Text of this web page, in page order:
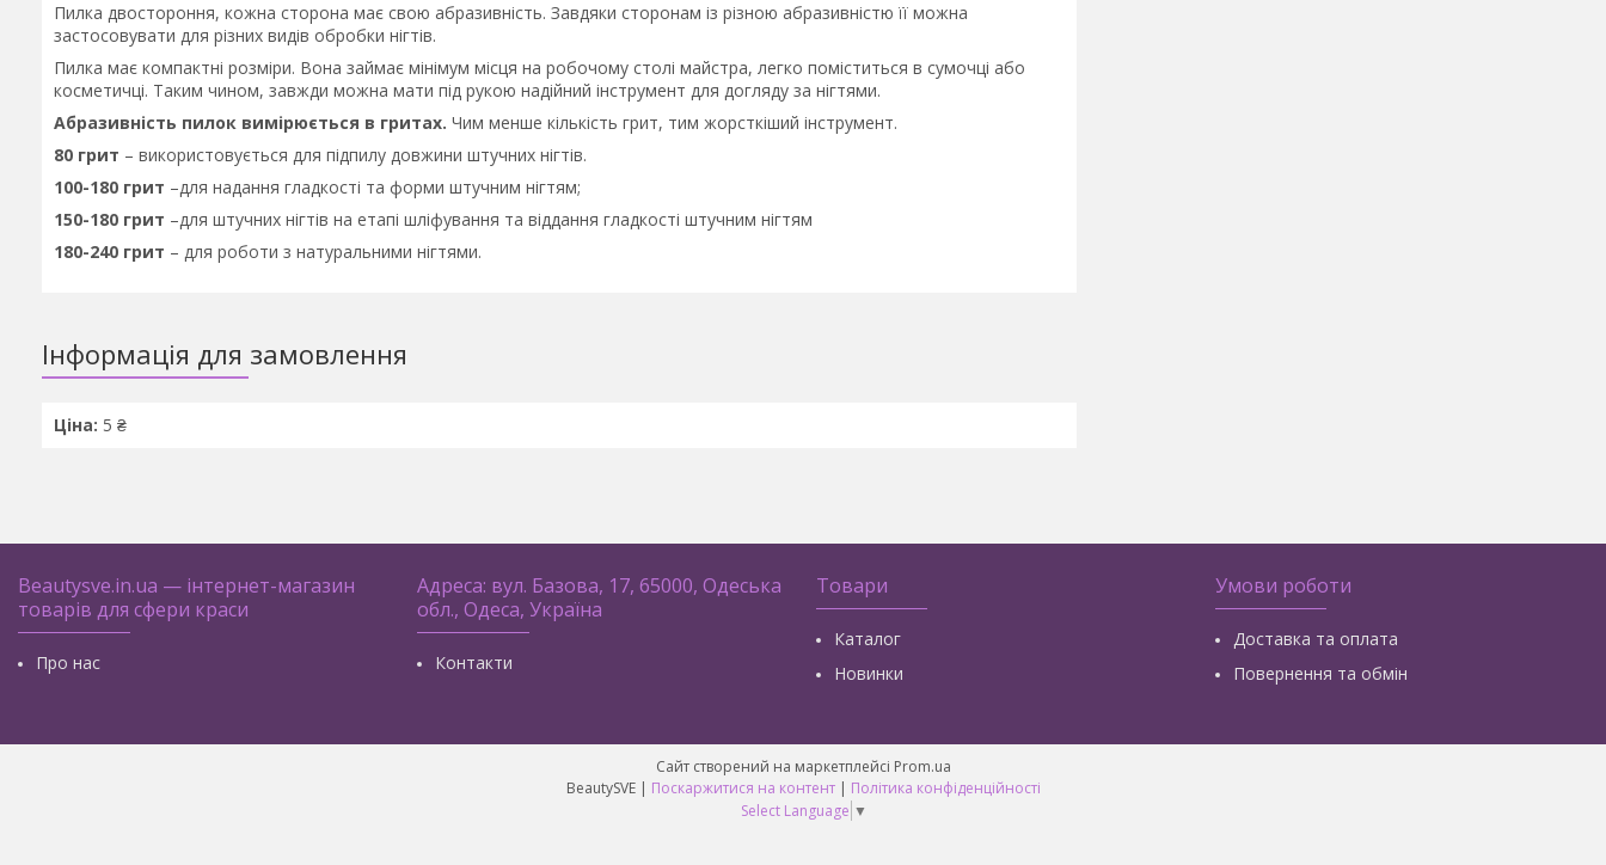
Пилка двостороння, кожна сторона має свою абразивність. Завдяки сторонам із різною абразивністю її можна
застосовувати для різних видів обробки нігтів.
Пилка має компактні розміри. Вона займає мінімум місця на робочому столі майстра, легко поміститься в сумочці або
косметичці. Таким чином, завжди можна мати під рукою надійний інструмент для догляду за нігтями.
Абразивність пилок вимірюється в гритах. Чим менше кількість грит, тим жорсткіший інструмент.
80 грит – використовується для підпилу довжини штучних нігтів.
100-180 грит –для надання гладкості та форми штучним нігтям;
150-180 грит –для штучних нігтів на етапі шліфування та віддання гладкості штучним нігтям
180-240 грит – для роботи з натуральними нігтями.
Інформація для замовлення
Ціна: 5 ₴
Beautysve.in.ua — інтернет-магазин
товарів для сфери краси
Про нас
Адреса: вул. Базова, 17, 65000, Одеська
обл., Одеса, Україна
Контакти
Товари
Каталог
Новинки
Умови роботи
Доставка та оплата
Повернення та обмін
Сайт створений на маркетплейсі Prom.ua
BeautySVE | Поскаржитися на контент | Політика конфіденційності
Select Language ▼